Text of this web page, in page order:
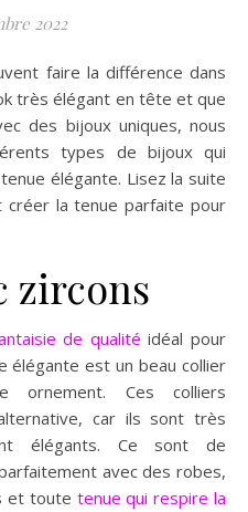
2022
très élégant en tête et que
des bijoux uniques, nous
types de bijoux qui
élégante. Lisez la suite
la tenue parfaite pour
zircons
de qualité idéal pour
est un beau collier
ornement. Ces colliers
car ils sont très
élégants. Ce sont de
avec des robes,
et toute tenue qui respire la